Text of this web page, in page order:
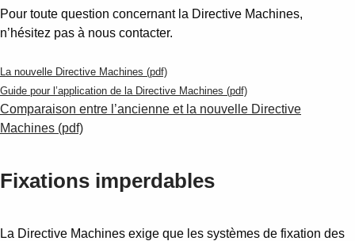
Pour toute question concernant la Directive Machines,
n’hésitez pas à nous contacter.
La nouvelle Directive Machines (pdf)
Guide pour l’application de la Directive Machines (pdf)
Comparaison entre l’ancienne et la nouvelle Directive
Machines (pdf)
Fixations imperdables
La Directive Machines exige que les systèmes de fixation des